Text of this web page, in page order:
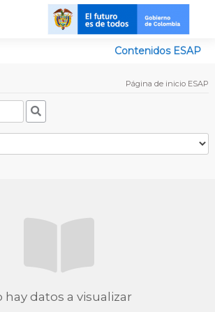
Contenidos ESAP
Página de inicio ESAP
hay datos a visualizar